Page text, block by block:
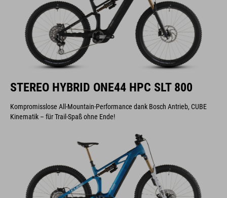
STEREO HYBRID ONE44 HPC SLT 800
Kompromisslose All-Mountain-Performance dank Bosch Antrieb, CUBE
Kinematik – für Trail-Spaß ohne Ende!